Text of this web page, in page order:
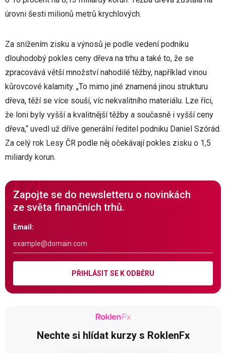
úrovni šesti milionů metrů krychlových.
Za snížením zisku a výnosů je podle vedení podniku
dlouhodobý pokles ceny dřeva na trhu a také to, že se
zpracovává větší množství nahodilé těžby, například vinou
kůrovcové kalamity. „To mimo jiné znamená jinou strukturu
dřeva, těží se více souší, víc nekvalitního materiálu. Lze říci,
že loni byly vyšší a kvalitnější těžby a současně i vyšší ceny
dřeva,“ uvedl už dříve generální ředitel podniku Daniel Szórád.
Za celý rok Lesy ČR podle něj očekávají pokles zisku o 1,5
miliardy korun.
Zapojte se do newsletteru o novinkách
ze světa finančních trhů.
Email:
PŘIHLÁSIT SE K ODBĚRU
Nechte si hlídat kurzy s RoklenFx